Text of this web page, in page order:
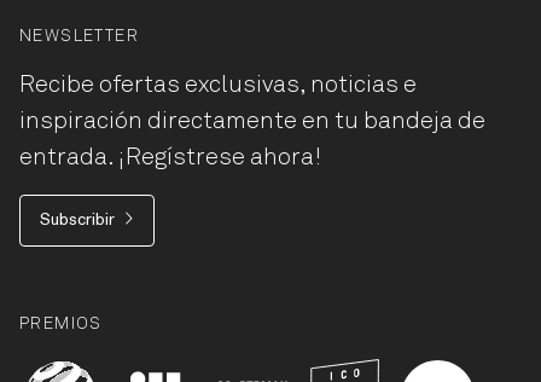
NEWSLETTER
Recibe ofertas exclusivas, noticias e
inspiración directamente en tu bandeja de
entrada. ¡Regístrese ahora!
Subscribir
PREMIOS